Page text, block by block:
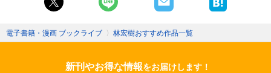
電子書籍・漫画 ブックライブ 〉 林宏樹おすすめ作品一覧
新刊やお得な情報をお届けします！